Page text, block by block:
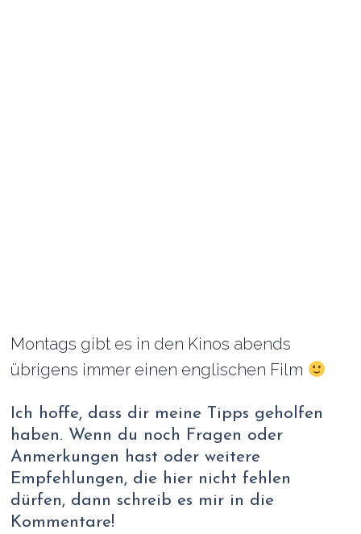
Montags gibt es in den Kinos abends
übrigens immer einen englischen Film
Ich hoffe, dass dir meine Tipps geholfen
haben. Wenn du noch Fragen oder
Anmerkungen hast oder weitere
Empfehlungen, die hier nicht fehlen
dürfen, dann schreib es mir in die
Kommentare!